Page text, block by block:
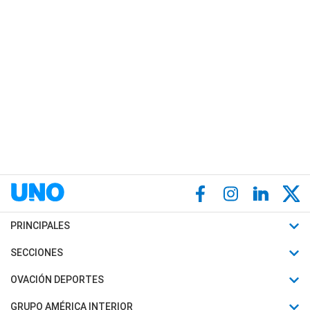
PRINCIPALES
Últimas Noticias
Política
SECCIONES
Horóscopo
Motores
OVACIÓN DEPORTES
Fútbol
GRUPO AMÉRICA INTERIOR